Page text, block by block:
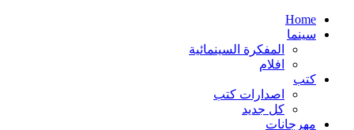
Home
سينما
المفكرة السينمائية
افلام
كتب
اصدارات كتب
كل جديد
مهرجانات